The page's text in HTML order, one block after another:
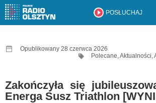
POSŁUCHAJ
Opublikowany 28 czerwca 2026
Polecane,Aktualności,
Zakończyła się
Energa Susz Triathlon